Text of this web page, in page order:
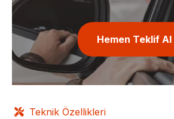
Hemen Teklif Al
Teknik Özellikleri